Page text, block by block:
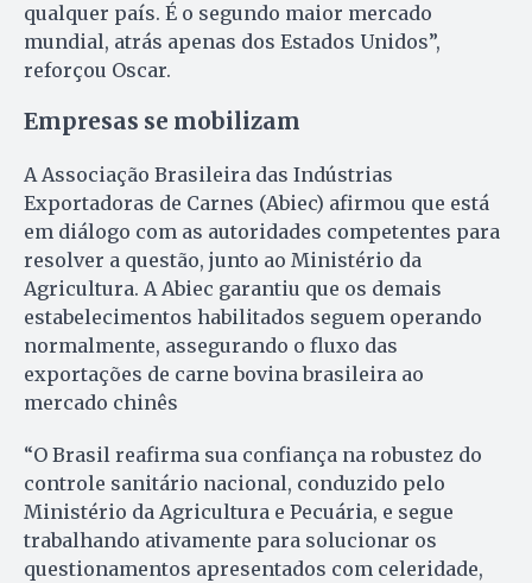
qualquer país. É o segundo maior mercado
mundial, atrás apenas dos Estados Unidos”,
reforçou Oscar.
Empresas se mobilizam
A Associação Brasileira das Indústrias
Exportadoras de Carnes (Abiec) afirmou que está
em diálogo com as autoridades competentes para
resolver a questão, junto ao Ministério da
Agricultura. A Abiec garantiu que os demais
estabelecimentos habilitados seguem operando
normalmente, assegurando o fluxo das
exportações de carne bovina brasileira ao
mercado chinês
“O Brasil reafirma sua confiança na robustez do
controle sanitário nacional, conduzido pelo
Ministério da Agricultura e Pecuária, e segue
trabalhando ativamente para solucionar os
questionamentos apresentados com celeridade,